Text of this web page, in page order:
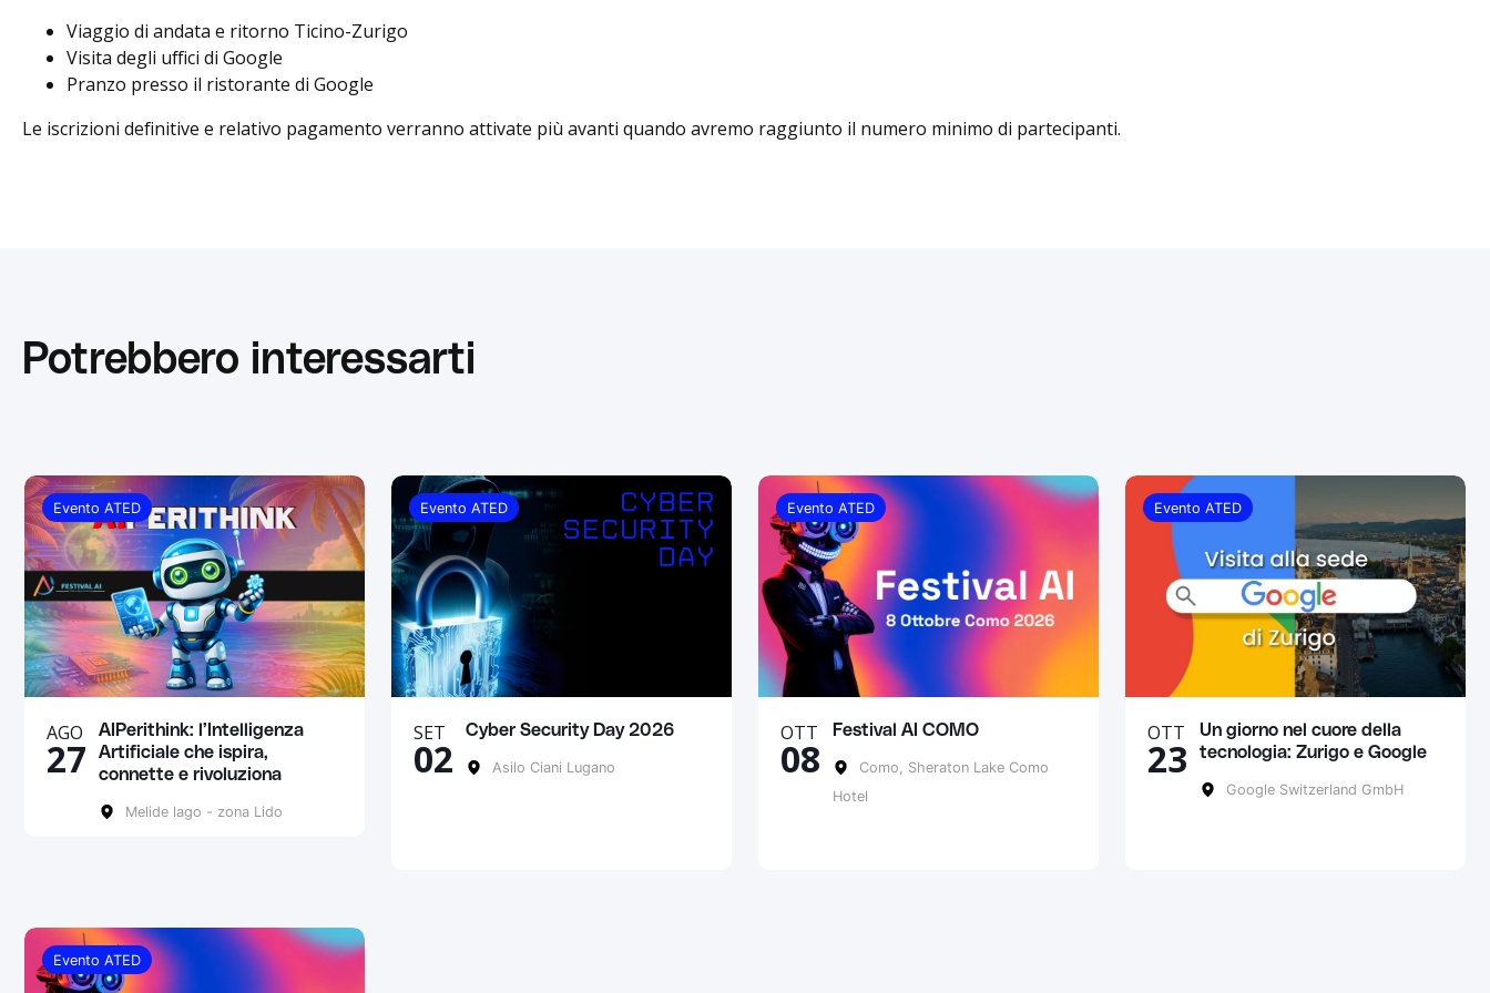
Viaggio di andata e ritorno Ticino-Zurigo
Visita degli uffici di Google
Pranzo presso il ristorante di Google
Le iscrizioni definitive e relativo pagamento verranno attivate più avanti quando avremo raggiunto il numero minimo di partecipanti.
Potrebbero interessarti
Evento ATED
AGO
27
AIPerithink: l’Intelligenza
Artificiale che ispira,
connette e rivoluziona
Melide lago - zona Lido
Evento ATED
SET
02
Cyber Security Day 2026
Asilo Ciani Lugano
Evento ATED
OTT
08
Festival AI COMO
Como, Sheraton Lake Como
Hotel
Evento ATED
OTT
23
Un giorno nel cuore della
tecnologia: Zurigo e Google
Google Switzerland GmbH
Evento ATED